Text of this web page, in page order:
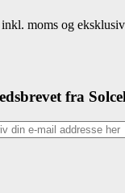
moms og
fra